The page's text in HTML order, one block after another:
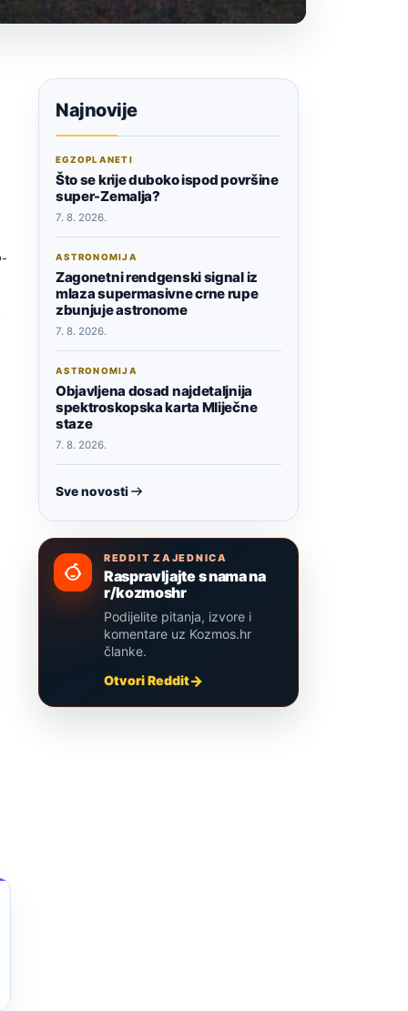
Najnovije
EGZOPLANETI
Što se krije duboko ispod površine
super-Zemalja?
7. 8. 2026.
ASTRONOMIJA
Zagonetni rendgenski signal iz
mlaza supermasivne crne rupe
zbunjuje astronome
7. 8. 2026.
ASTRONOMIJA
Objavljena dosad najdetaljnija
spektroskopska karta Mliječne
staze
7. 8. 2026.
Sve novosti
REDDIT ZAJEDNICA
Raspravljajte s nama na
r/kozmoshr
Podijelite pitanja, izvore i
komentare uz Kozmos.hr
članke.
Otvori Reddit